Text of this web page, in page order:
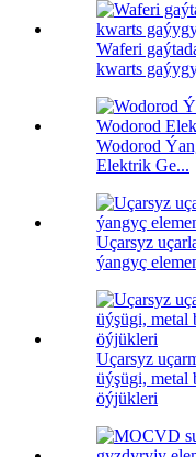
Waferi
kwarts
Wodorod
Elektrik Ge...
Uçarsyz
ýangyç
Uçarsyz
üýşügi, metal
öýjükleri